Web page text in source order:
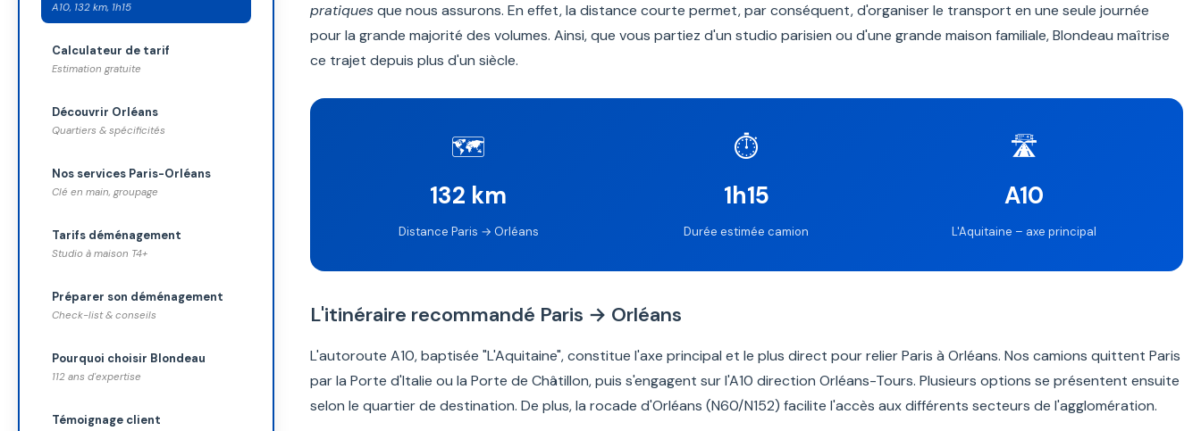
A10, 132 km, 1h15
Calculateur de tarif
Estimation gratuite
Découvrir Orléans
Quartiers & spécificités
Nos services Paris-Orléans
Clé en main, groupage
Tarifs déménagement
Studio à maison T4+
Préparer son déménagement
Check-list & conseils
Pourquoi choisir Blondeau
112 ans d'expertise
Témoignage client
pratiquesque nous assurons. En effet, la distance courte permet, par conséquent, d'organiser le transport en une seule journée
pour la grande majorité des volumes. Ainsi, que vous partiez d'un studio parisien ou d'une grande maison familiale, Blondeau maîtrise
ce trajet depuis plus d'un siècle.
🗺️
132 km
Distance Paris → Orléans
⏱️
1h15
Durée estimée camion
🛣️
A10
L'Aquitaine – axe principal
L'itinéraire recommandé Paris → Orléans
L'autoroute A10, baptisée "L'Aquitaine", constitue l'axe principal et le plus direct pour relier Paris à Orléans. Nos camions quittent Paris
par la Porte d'Italie ou la Porte de Châtillon, puis s'engagent sur l'A10 direction Orléans-Tours. Plusieurs options se présentent ensuite
selon le quartier de destination. De plus, la rocade d'Orléans (N60/N152) facilite l'accès aux différents secteurs de l'agglomération.